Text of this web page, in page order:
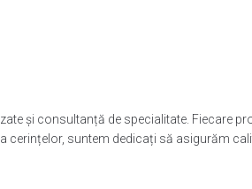
și consultanță de specialitate. Fiecare
cerințelor, suntem dedicați să asigurăm